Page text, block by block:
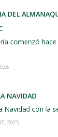
DEL
comenzó
NAVIDAD
Navidad con la
2025